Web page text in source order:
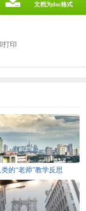
打印
文档为doc格式
类的“老师”教学反思